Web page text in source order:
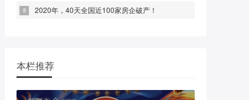
2020年，40天全国近100家房企破产！
本栏推荐